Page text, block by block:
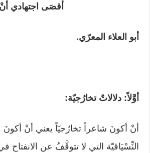
أقصَى اجتهادي أنْ
أبو العلاء المعرّي.
أوَّلاً: دلالاتٌ تخارُجيّة:
أنْ أكونَ شاعراً تخارُجيّاً يعني أنْ
النِّسْيَاقيّة التي لا تتوقَّفُ عن الانفتاح